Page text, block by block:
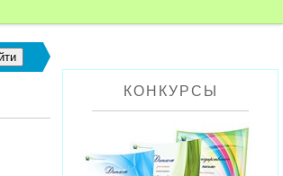
КОНКУРСЫ